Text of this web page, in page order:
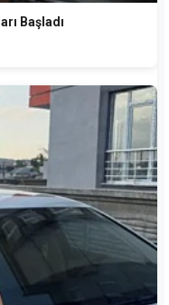
Başladı